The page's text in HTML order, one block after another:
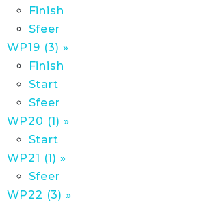
Finish
Sfeer
WP19 (3) »
Finish
Start
Sfeer
WP20 (1) »
Start
WP21 (1) »
Sfeer
WP22 (3) »